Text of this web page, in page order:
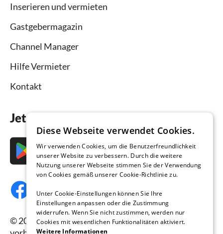
Inserieren und vermieten
Gastgebermagazin
Channel Manager
Hilfe Vermieter
Kontakt
Jetzt die App downloaden
© 2026 Ferienhausmiete.de, alle Rechte
Diese Webseite verwendet Cookies.
Wir verwenden Cookies, um die Benutzerfreundlichkeit
unserer Website zu verbessern. Durch die weitere
Nutzung unserer Webseite stimmen Sie der Verwendung
von Cookies gemäß unserer Cookie-Richtlinie zu.
Unter Cookie-Einstellungen können Sie Ihre
Einstellungen anpassen oder die Zustimmung
widerrufen. Wenn Sie nicht zustimmen, werden nur
Cookies mit wesentlichen Funktionalitäten aktiviert.
Weitere Informationen